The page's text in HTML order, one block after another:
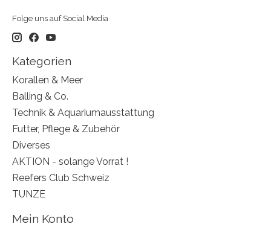
Folge uns auf Social Media
Kategorien
Korallen & Meer
Balling & Co.
Technik & Aquariumausstattung
Futter, Pflege & Zubehör
Diverses
AKTION - solange Vorrat !
Reefers Club Schweiz
TUNZE
Mein Konto